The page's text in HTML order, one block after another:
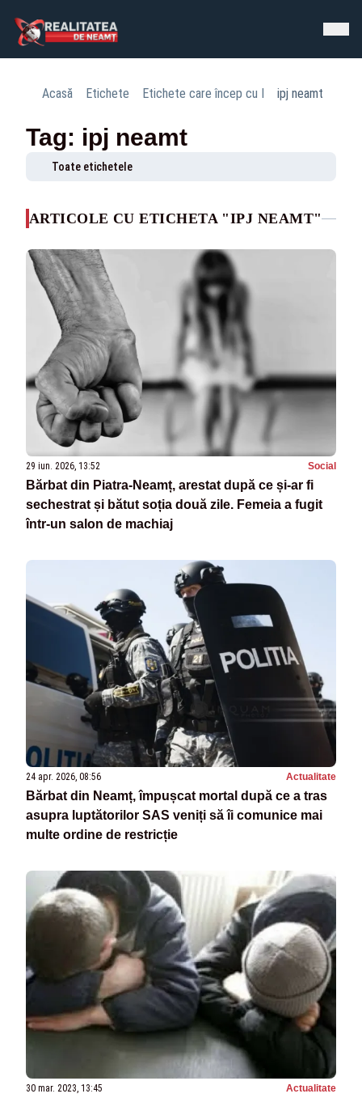
Acasă Etichete Etichete care încep cu I ipj neamt
Tag: ipj neamt
Toate etichetele
ARTICOLE CU ETICHETA "IPJ NEAMT"
29 iun. 2026, 13:52 Social
Bărbat din Piatra-Neamț, arestat după ce și-ar fi
sechestrat și bătut soția două zile. Femeia a fugit
într-un salon de machiaj
24 apr. 2026, 08:56 Actualitate
Bărbat din Neamț, împușcat mortal după ce a tras
asupra luptătorilor SAS veniți să îi comunice mai
multe ordine de restricție
30 mar. 2023, 13:45 Actualitate